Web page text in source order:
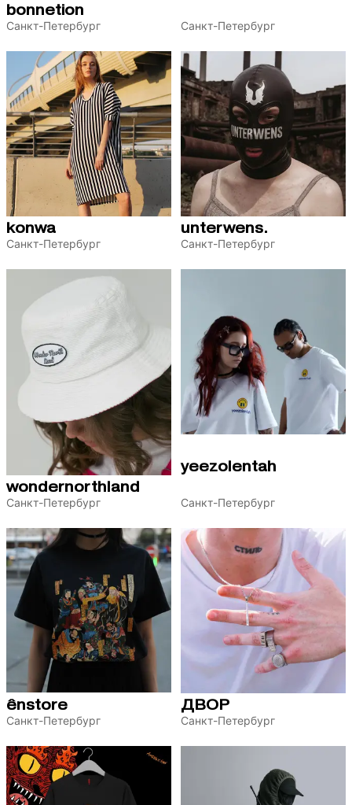
bonnetion
Санкт-Петербург Санкт-Петербург
konwa
Санкт-Петербург
unterwens.
Санкт-Петербург
wondernorthland
Санкт-Петербург
yeezolentah
Санкт-Петербург
ênstore
Санкт-Петербург
ДВОР
Санкт-Петербург